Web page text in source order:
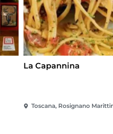
La Capannina
Toscana, Rosignano